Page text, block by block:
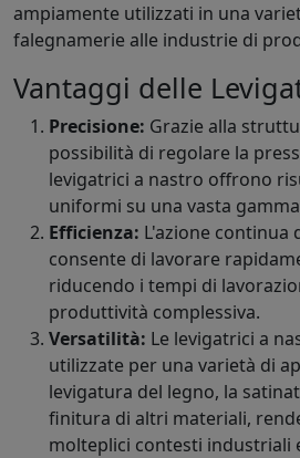
ampiamente utilizzati in una
falegnamerie alle industrie di
Vantaggi delle
Precisione: Grazie alla
possibilità di regolare la
levigatrici a nastro offrono
uniformi su una vasta
Efficienza: L'azione continua
consente di lavorare
riducendo i tempi di
produttività complessiva.
Versatilità: Le levigatrici a
utilizzate per una varietà di
levigatura del legno, la
finitura di altri materiali,
molteplici contesti industriali